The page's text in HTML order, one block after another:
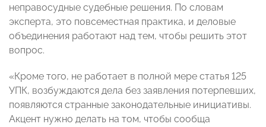
неправосудные судебные решения. По словам
эксперта, это повсеместная практика, и деловые
объединения работают над тем, чтобы решить этот
вопрос.
«Кроме того, не работает в полной мере статья 125
УПК, возбуждаются дела без заявления потерпевших,
появляются странные законодательные инициативы.
Акцент нужно делать на том, чтобы сообща